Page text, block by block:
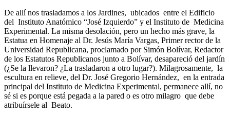
De allí nos trasladamos a los Jardines, ubicados entre el Edificio
del Instituto Anatómico “José Izquierdo” y el Instituto de Medicina
Experimental. La misma desolación, pero un hecho más grave, la
Estatua en Homenaje al Dr. Jesús María Vargas, Primer rector de la
Universidad Republicana, proclamado por Simón Bolívar, Redactor
de los Estatutos Republicanos junto a Bolívar, desapareció del jardín
(¿Se la llevaron? ¿La trasladaron a otro lugar?). Milagrosamente, la
escultura en relieve, del Dr. José Gregorio Hernández, en la entrada
principal del Instituto de Medicina Experimental, permanece allí, no
sé si es porque está pegada a la pared o es otro milagro que debe
atribuírsele al Beato.